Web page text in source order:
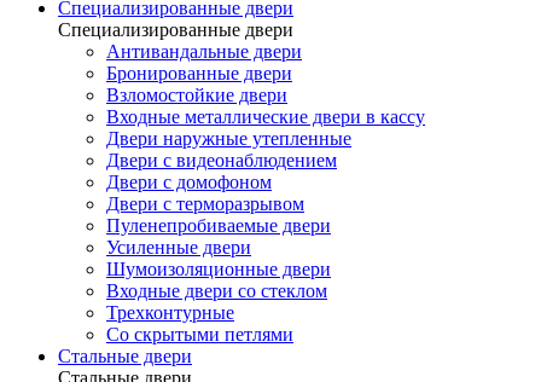
Специализированные двери
Специализированные двери
Антивандальные двери
Бронированные двери
Взломостойкие двери
Входные металлические двери в кассу
Двери наружные утепленные
Двери с видеонаблюдением
Двери с домофоном
Двери с терморазрывом
Пуленепробиваемые двери
Усиленные двери
Шумоизоляционные двери
Входные двери со стеклом
Трехконтурные
Со скрытыми петлями
Стальные двери